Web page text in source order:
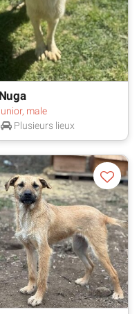
Nuga
junior, male
Plusieurs lieux